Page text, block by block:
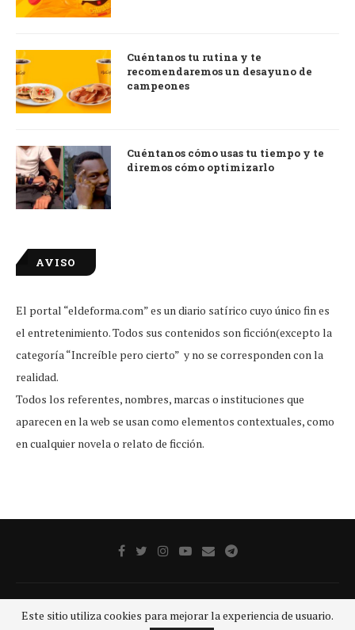
Cuéntanos tu rutina y te
recomendaremos un desayuno de
campeones
Cuéntanos cómo usas tu tiempo y te
diremos cómo optimizarlo
AVISO
El portal “eldeforma.com” es un diario satírico cuyo único fin es
el entretenimiento. Todos sus contenidos son ficción(excepto la
categoría “Increíble pero cierto” y no se corresponden con la
realidad.
Todos los referentes, nombres, marcas o instituciones que
aparecen en la web se usan como elementos contextuales, como
en cualquier novela o relato de ficción.
Este sitio utiliza cookies para mejorar la experiencia de usuario.